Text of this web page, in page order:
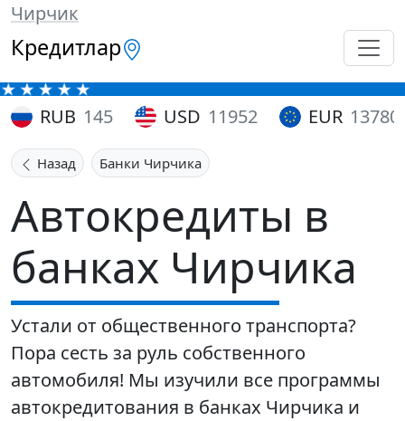
Чирчик
Кредитлар
RUB 145 USD 11952 EUR 13780
Назад Банки Чирчика
Автокредиты в
банках Чирчика
Устали от общественного транспорта?
Пора сесть за руль собственного
автомобиля! Мы изучили все программы
автокредитования в банках Чирчика и